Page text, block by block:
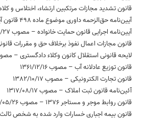
آیین‌نامه اجرایی قانون حمایت خانواده – مصوب 1393/11/27
قانون مجازات اعمال نفوذ برخلاف حق و مقررات قانونی –
لایحه قانونی استقلال کانون وکلاء دادگستری – مصوب 1333/
قانون توزیع عادلانه آب – مصوب 1361/12/16
قانون تجارت الکترونیکی – مصوب 1382/10/17
آئین‌نامه قانون ثبت املاک – مصوب 1317/08/17
قانون روابط موجر و مستاجر 1376 – مصوب 1376/05/26